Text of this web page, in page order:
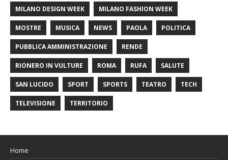
MILANO DESIGN WEEK MILANO FASHION WEEK
MOSTRE MUSICA NEWS PAOLA POLITICA
PUBBLICA AMMINISTRAZIONE RENDE
RIONERO IN VULTURE ROMA RUFA SALUTE
SAN LUCIDO SPORT SPORTS TEATRO TECH
TELEVISIONE TERRITORIO
Home